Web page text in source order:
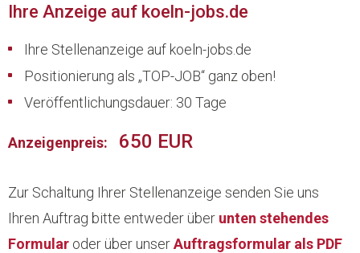
Ihre Anzeige auf koeln-jobs.de
Ihre Stellenanzeige auf koeln-jobs.de
Positionierung als „TOP-JOB“ ganz oben!
Veröffentlichungsdauer: 30 Tage
Anzeigenpreis: 650 EUR
Zur Schaltung Ihrer Stellenanzeige senden Sie uns
Ihren Auftrag bitte entweder über unten stehendes
Formular oder über unserAuftragsformular als PDF